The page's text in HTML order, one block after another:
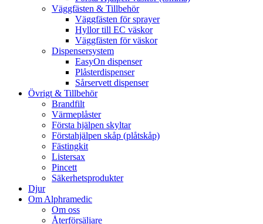
Väggfästen & Tillbehör
Väggfästen för sprayer
Hyllor till EC väskor
Väggfästen för väskor
Dispensersystem
EasyOn dispenser
Plåsterdispenser
Sårservett dispenser
Övrigt & Tillbehör
Brandfilt
Värmeplåster
Första hjälpen skyltar
Förstahjälpen skåp (plåtskåp)
Fästingkit
Listersax
Pincett
Säkerhetsprodukter
Djur
Om Alphramedic
Om oss
Återförsäljare